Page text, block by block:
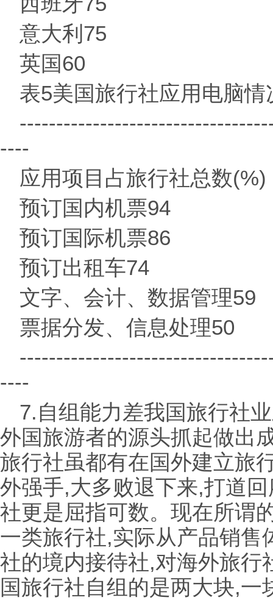
意大利75
英国60
表5美国旅行社应用电脑情
----
应用项目占旅行社总数(%)
预订国内机票94
预订国际机票86
预订出租车74
文字、会计、数据管理59
票据分发、信息处理50
----
7.自组能力差我国旅行社
外国旅游者的源头抓起做出
旅行社虽都有在国外建立旅
外强手,大多败退下来,打道
社更是屈指可数。现在所谓
一类旅行社,实际从产品销售
社的境内接待社,对海外旅行
国旅行社自组的是两大块,